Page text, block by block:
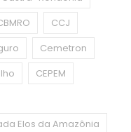
CCJ
Cemetron
CEPEM
Elos da Amazônia